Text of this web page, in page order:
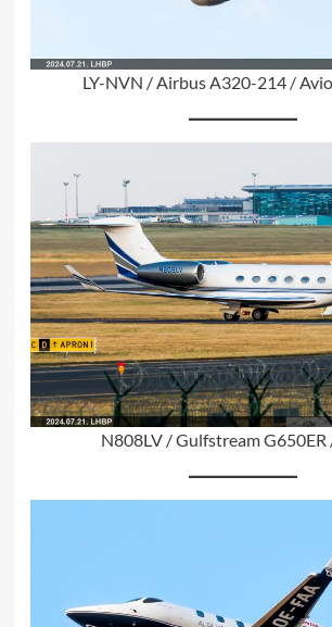
LY-NVN / Airbus A320-214 /
N808LV / Gulfstream